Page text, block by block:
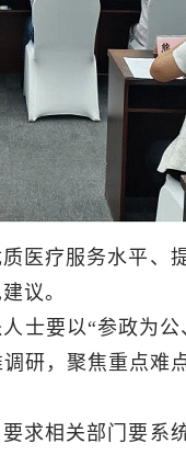
医疗服务水平、
议。
士要以“参政为
研，聚焦重点难
求相关部门要系